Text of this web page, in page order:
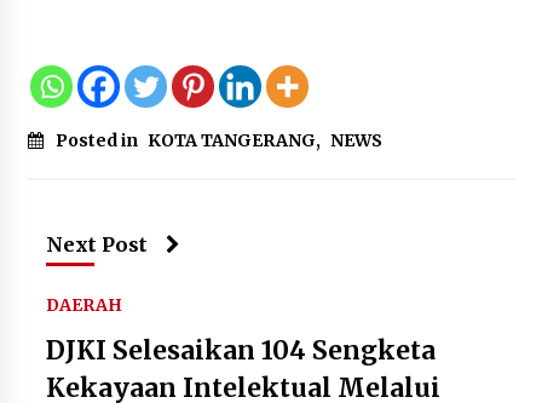
Posted in KOTA TANGERANG, NEWS
Next Post
DAERAH
DJKI Selesaikan 104 Sengketa
Kekayaan Intelektual Melalui